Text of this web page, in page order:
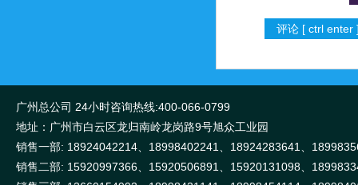
广州总公司 24小时咨询热线:400-066-0799
地址：广州市白云区龙归南岭龙岗路9号旭众工业园
销售一部: 18924042214、18998402241、18924283641、
销售二部: 15920997366、15920506891、15920131098、